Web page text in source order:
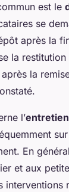
est le
se
après la
la
après la
l’entretien
En
et aux
interventions